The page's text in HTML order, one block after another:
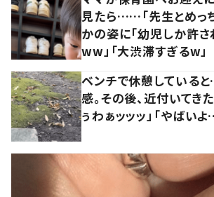
見たら……「先生とめっ
かの姿に「幼児しか許
ww」「大渋滞すぎるw」
ベンチで休憩している
感。その後、近付いてき
ぅわぁッッッ」「やばいよ